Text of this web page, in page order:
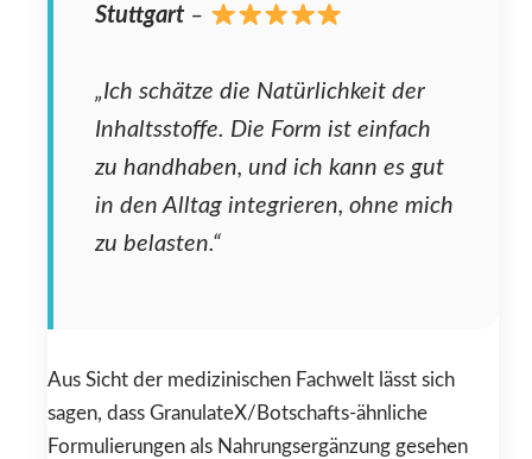
Stuttgart –
„Ich schätze die Natürlichkeit der
Inhaltsstoffe. Die Form ist einfach
zu handhaben, und ich kann es gut
in den Alltag integrieren, ohne mich
zu belasten.“
Aus Sicht der medizinischen Fachwelt lässt sich
sagen, dass GranulateX/Botschafts-ähnliche
Formulierungen als Nahrungsergänzung gesehen